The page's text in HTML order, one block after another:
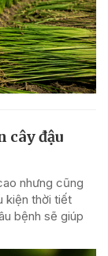
cây đậu
nhưng cũng
kiện thời tiết
bệnh sẽ giúp